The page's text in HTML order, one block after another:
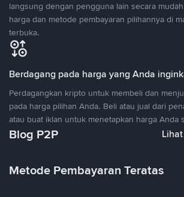
langsung dengan pengguna lain secara
harga dan metode pembayaran pilihannya di
terbuka.
Berdagang pada harga yang Anda
Perdagangkan kripto untuk membeli dan
pada harga pilihan Anda. Beli atau jual dari
atau buat iklan untuk menetapkan harga Anda
Blog P2P
Metode Pembayaran Teratas